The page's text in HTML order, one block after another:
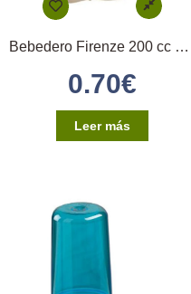
Bebedero Firenze 200 cc Blanco/Azul STA
0.70€
Leer más